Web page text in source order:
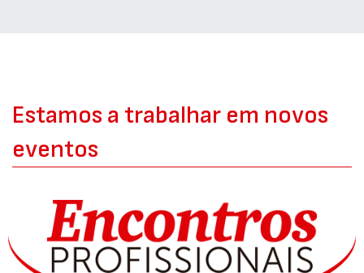
Estamos a trabalhar em novos
eventos